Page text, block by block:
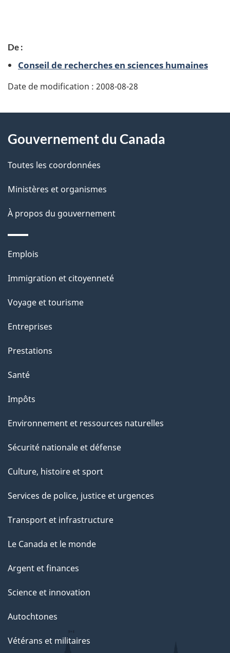
a
e
t
a
i
l
s
De :
Conseil de recherches en sciences humaines
Date de modification : 2008-08-28
propos
de
ce
site
Gouvernement du Canada
Toutes les coordonnées
Ministères et organismes
À propos du gouvernement
Thèmes
sujets
Emplois
Immigration et citoyenneté
Voyage et tourisme
Entreprises
Prestations
Santé
Impôts
Environnement et ressources naturelles
Sécurité nationale et défense
Culture, histoire et sport
Services de police, justice et urgences
Transport et infrastructure
Le Canada et le monde
Argent et finances
Science et innovation
Autochtones
Vétérans et militaires